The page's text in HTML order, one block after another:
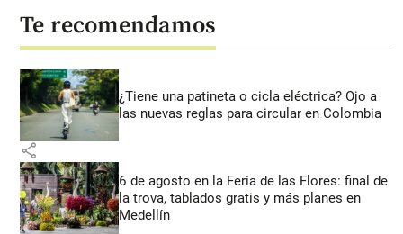
Te recomendamos
¿Tiene una patineta o cicla eléctrica? Ojo a
las nuevas reglas para circular en Colombia
share
6 de agosto en la Feria de las Flores: final de
la trova, tablados gratis y más planes en
Medellín